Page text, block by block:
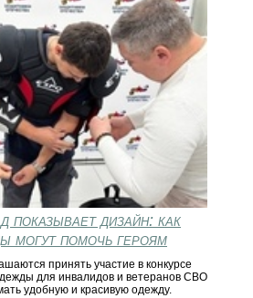
показывает дизайн: как
могут помочь героям
принять участие в конкурсе
для инвалидов и ветеранов СВО
удобную и красивую одежду.